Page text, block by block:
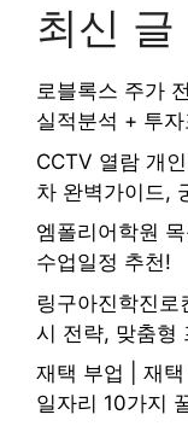
최신 글
로블록스 주가
실적분석 + 투
CCTV 열람 개
차 완벽가이드,
엠폴리어학원
수업일정 추천!
링구아진학진
시 전략, 맞춤형
재택 부업 | 재
일자리 10가지